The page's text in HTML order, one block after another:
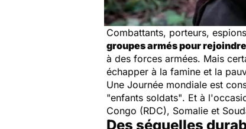
Combattants, porteurs,
groupes armés pour
à des forces armées. Mais
échapper à la famine et la
Une Journée mondiale est
"enfants soldats". Et à
Congo (RDC), Somalie et
Des séquelles